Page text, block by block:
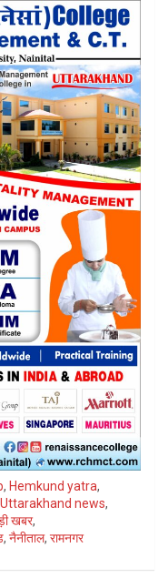
, Hemkund yatra,
Uttarakhand news,
खबर,
, नैनीताल, रामनगर